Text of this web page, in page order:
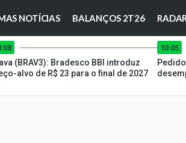
NOTÍCIAS BALANÇOS 2T26
(BRAV3): Bradesco BBI introduz
alvo de R$ 23 para o final de 2027
10:05